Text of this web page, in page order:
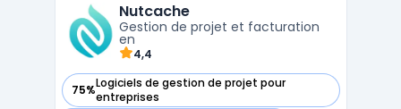
difficultés à répartir la charge, à suivre
l’avancem ...
Nutcache
Gestion de projet et facturation
en
4,4
75%Logiciels de gestion de projet pour
entreprises
— voir Nutcache dans cette catégorie